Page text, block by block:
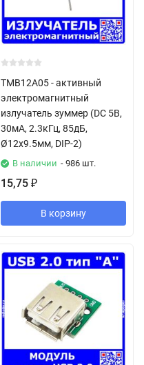
TMB12A05 - активный
электромагнитный
излучатель зуммер (DC 5В,
30мА, 2.3кГц, 85дБ,
Ø12х9.5мм, DIP-2)
В наличии - 986 шт.
15,75 ₽
В корзину